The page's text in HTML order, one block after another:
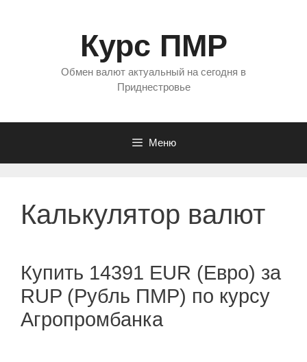
Курс ПМР
Обмен валют актуальный на сегодня в
Приднестровье
Меню
Калькулятор валют
Купить 14391 EUR (Евро) за
RUP (Рубль ПМР) по курсу
Агропромбанка